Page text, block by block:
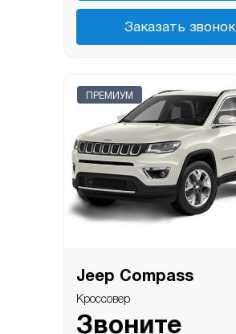
Заказать звонок
ПРЕМИУМ
Jeep Compass
Кроссовер
Звоните